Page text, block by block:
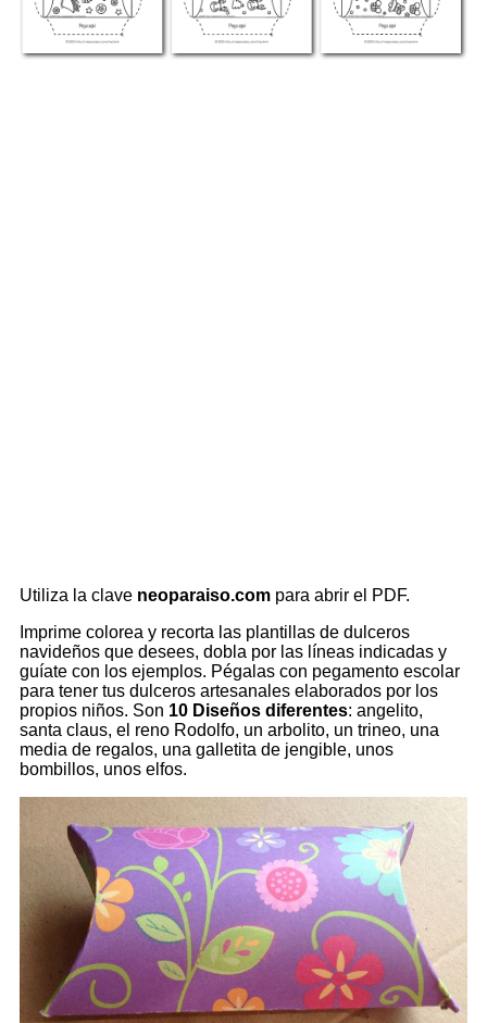
Utiliza la clave neoparaiso.com para abrir el PDF.
Imprime colorea y recorta las plantillas de dulceros
navideños que desees, dobla por las líneas indicadas y
guíate con los ejemplos. Pégalas con pegamento escolar
para tener tus dulceros artesanales elaborados por los
propios niños. Son 10 Diseños diferentes: angelito,
santa claus, el reno Rodolfo, un arbolito, un trineo, una
media de regalos, una galletita de jengible, unos
bombillos, unos elfos.